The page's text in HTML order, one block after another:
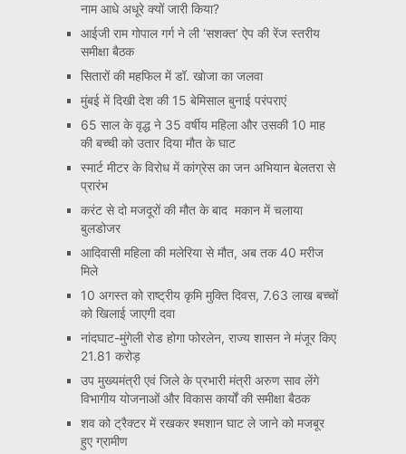
नाम आधे अधूरे क्यों जारी किया?
आईजी राम गोपाल गर्ग ने ली ‘सशक्त’ ऐप की रेंज स्तरीय
समीक्षा बैठक
सितारों की महफिल में डॉ. खोजा का जलवा
मुंबई में दिखी देश की 15 बेमिसाल बुनाई परंपराएं
65 साल के वृद्ध ने 35 वर्षीय महिला और उसकी 10 माह
की बच्ची को उतार दिया मौत के घाट
स्मार्ट मीटर के विरोध में कांग्रेस का जन अभियान बेलतरा से
प्रारंभ
करंट से दो मजदूरों की मौत के बाद मकान में चलाया
बुलडोजर
आदिवासी महिला की मलेरिया से मौत, अब तक 40 मरीज
मिले
10 अगस्त को राष्ट्रीय कृमि मुक्ति दिवस, 7.63 लाख बच्चों
को खिलाई जाएगी दवा
नांदघाट-मुंगेली रोड होगा फोरलेन, राज्य शासन ने मंजूर किए
21.81 करोड़
उप मुख्यमंत्री एवं जिले के प्रभारी मंत्री अरुण साव लेंगे
विभागीय योजनाओं और विकास कार्यों की समीक्षा बैठक
शव को ट्रैक्टर में रखकर श्मशान घाट ले जाने को मजबूर
हुए ग्रामीण